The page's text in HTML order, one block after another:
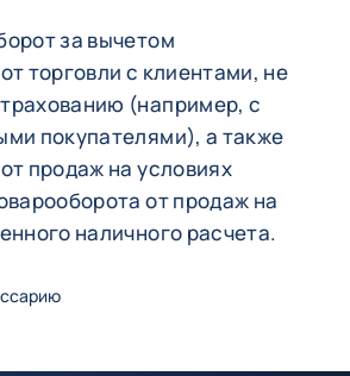
за вычетом
торговли с клиентами, не
(например, с
покупателями), а также
продаж на условиях
от продаж на
наличного расчета.